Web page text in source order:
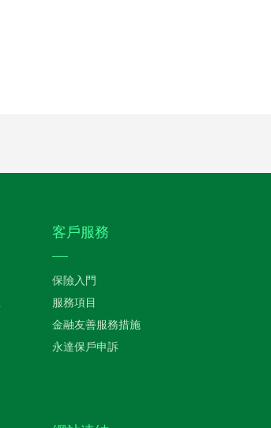
客戶服務
保險入門
服務項目
金融友善服務措施
永達保戶申訴